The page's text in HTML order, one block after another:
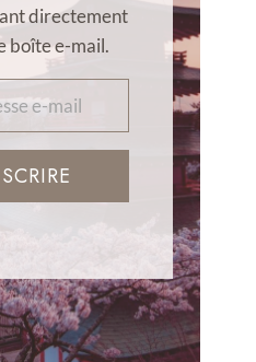
directement
boîte e-mail.